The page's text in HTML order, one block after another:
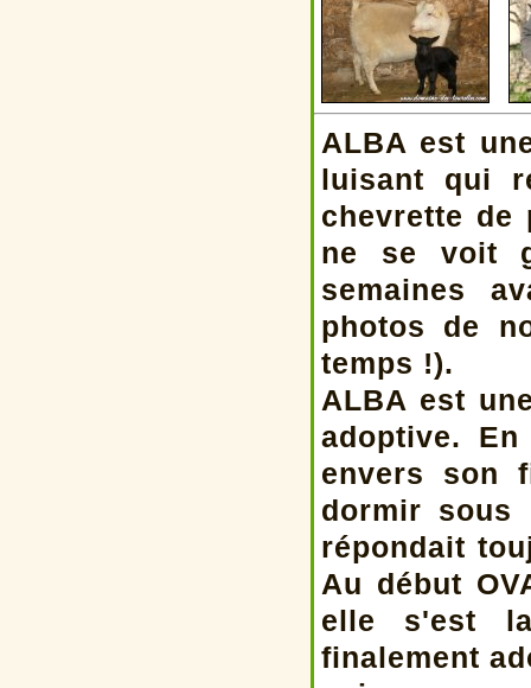
ALBA est
luisant qui
chevrette de
ne se voit
semaines
photos de
temps !).
ALBA est
adoptive.
envers son
dormir sous
répondait
Au début
elle s'est
finalement